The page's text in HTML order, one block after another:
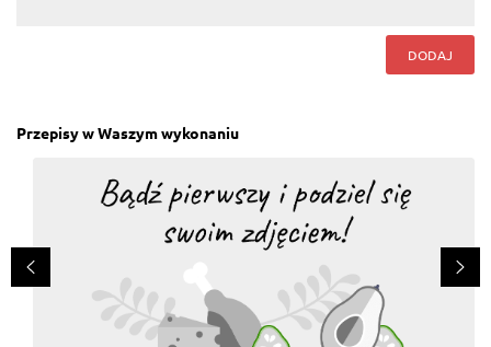
DODAJ
Przepisy w Waszym wykonaniu